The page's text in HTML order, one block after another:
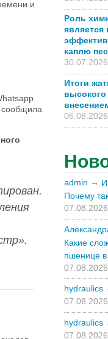
и
сообщила
Роль
является
каплю
Итоги
admin →
Почему
Какие
пшенице в
hydraulics
07.08.2026
hydraulics
07.08.2026